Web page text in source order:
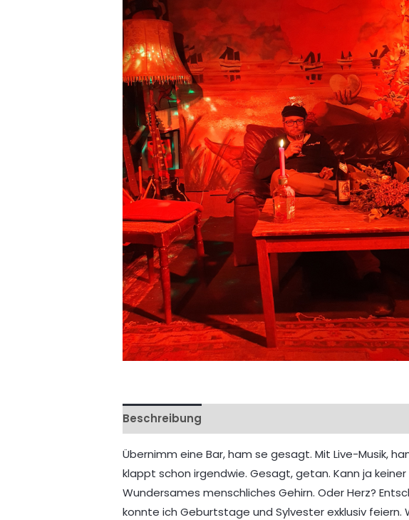
Beschreibung
Übernimm eine Bar, ham se gesagt. Mit Live-Musik,
klappt schon irgendwie. Gesagt, getan. Kann ja
Wundersames menschliches Gehirn. Oder Herz?
konnte ich Geburtstage und Sylvester exklusiv feiern.